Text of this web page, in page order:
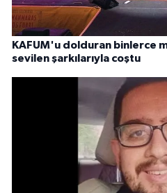
KAFUM'u dolduran binlerce
sevilen şarkılarıyla coştu